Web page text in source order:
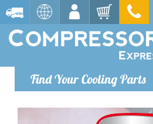
Find Your Cooling Parts